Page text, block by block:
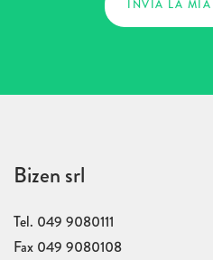
Bizen srl
Tel. 049 9080111
Fax 049 9080108